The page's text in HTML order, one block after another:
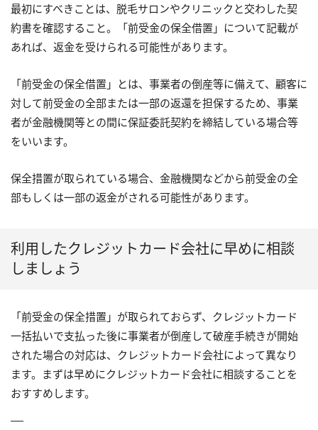
最初にすべきことは、脱毛サロンやクリニックと交わした契
約書を確認すること。「前受金の保全借置」について記載が
あれば、返金を受けられる可能性があります。
「前受金の保全借置」とは、事業者の倒産等に備えて、顧客に
対して前受金の全部または一部の返還を担保するため、事業
者が金融機関等との間に保証委託契約を締結している場合等
をいいます。
保全措置が取られている場合、金融機関などから前受金の全
部もしくは一部の返金がされる可能性があります。
利用したクレジットカード会社に早めに相談
しましょう
「前受金の保全措置」が取られておらず、クレジットカード
一括払いで支払った後に事業者が倒産して破産手続きが開始
された場合の対応は、クレジットカード会社によって異なり
ます。まずは早めにクレジットカード会社に相談することを
おすすめします。